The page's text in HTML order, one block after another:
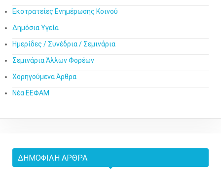
Εκστρατείες Ενημέρωσης Κοινού
Δημόσια Υγεία
Ημερίδες / Συνέδρια / Σεμινάρια
Σεμινάρια Άλλων Φορέων
Χορηγούμενα Άρθρα
Νέα ΕΕΦΑΜ
ΔΗΜΟΦΙΛΉ ΆΡΘΡΑ